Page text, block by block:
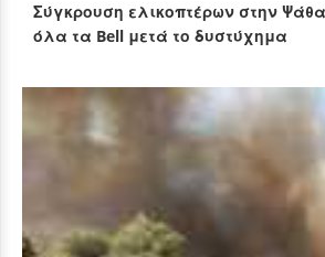
Σύγκρουση ελικοπτέρων στην
όλα τα Bell μετά το δυστύχημα